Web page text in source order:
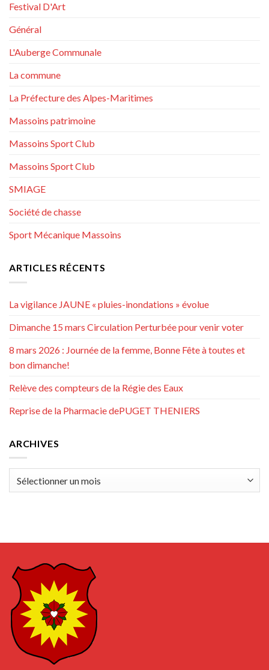
Festival D'Art
Général
L'Auberge Communale
La commune
La Préfecture des Alpes-Maritimes
Massoins patrimoine
Massoins Sport Club
Massoins Sport Club
SMIAGE
Société de chasse
Sport Mécanique Massoins
ARTICLES RÉCENTS
La vigilance JAUNE « pluies-inondations » évolue
Dimanche 15 mars Circulation Perturbée pour venir voter
8 mars 2026 : Journée de la femme, Bonne Fête à toutes et
bon dimanche!
Relève des compteurs de la Régie des Eaux
Reprise de la Pharmacie dePUGET THENIERS
ARCHIVES